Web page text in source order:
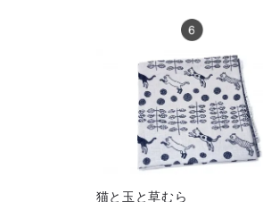
猫と玉と草むら